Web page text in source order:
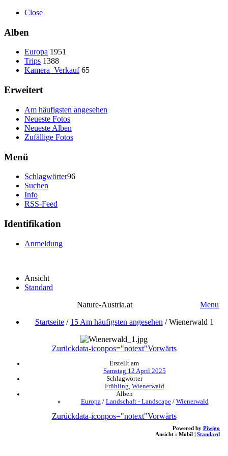
Close
Alben
Europa 1951
Trips 1388
Kamera_Verkauf 65
Erweitert
Am häufigsten angesehen
Neueste Fotos
Neueste Alben
Zufällige Fotos
Menü
Schlagwörter96
Suchen
Info
RSS-Feed
Identifikation
Anmeldung
Ansicht
Standard
Nature-Austria.at
Menu
Startseite/ 15 Am häufigsten angesehen /Wienerwald 1
Zurückdata-iconpos="notext"Vorwärts
Erstellt am
Samstag 12 April 2025
Schlagwörter
Frühling Wienerwald
Alben
Europa / Landschaft - Landscape/ Wienerwald
Zurückdata-iconpos="notext"Vorwärts
Powered by Piwigo
Ansicht : Mobil Standard